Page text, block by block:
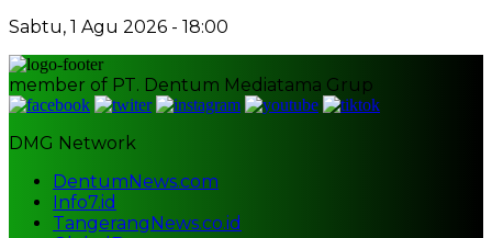
Sabtu, 1 Agu 2026 - 18:00
member of PT. Dentum Mediatama Grup
DMG Network
DentumNews.com
Info7.id
TangerangNews.co.id